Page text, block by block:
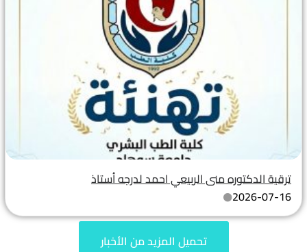
ترقية الدكتوره منى الربيعي احمد لدرجه أستاذ
2026-07-16
تحميل المزيد من الأخبار